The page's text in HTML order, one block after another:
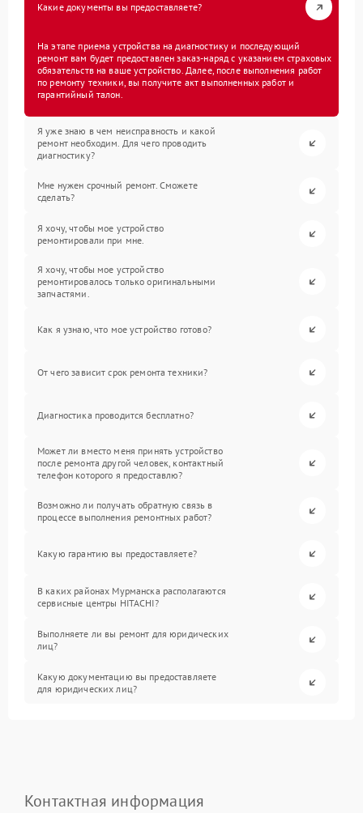
Какие документы вы предоставляете?
На этапе приема устройства на диагностику и последующий
ремонт вам будет предоставлен заказ-наряд с указанием страховых
обязательств на ваше устройство. Далее, после выполнения работ
по ремонту техники, вы получите акт выполненных работ и
гарантийный талон.
Я уже знаю в чем неисправность и какой
ремонт необходим. Для чего проводить
диагностику?
Мне нужен срочный ремонт. Сможете
сделать?
Я хочу, чтобы мое устройство
ремонтировали при мне.
Я хочу, чтобы мое устройство
ремонтировалось только оригинальными
запчастями.
Как я узнаю, что мое устройство готово?
От чего зависит срок ремонта техники?
Диагностика проводится бесплатно?
Может ли вместо меня принять устройство
после ремонта другой человек, контактный
телефон которого я предоставлю?
Возможно ли получать обратную связь в
процессе выполнения ремонтных работ?
Какую гарантию вы предоставляете?
В каких районах Мурманска располагаются
сервисные центры HITACHI?
Выполняете ли вы ремонт для юридических
лиц?
Какую документацию вы предоставляете
для юридических лиц?
Контактная информация